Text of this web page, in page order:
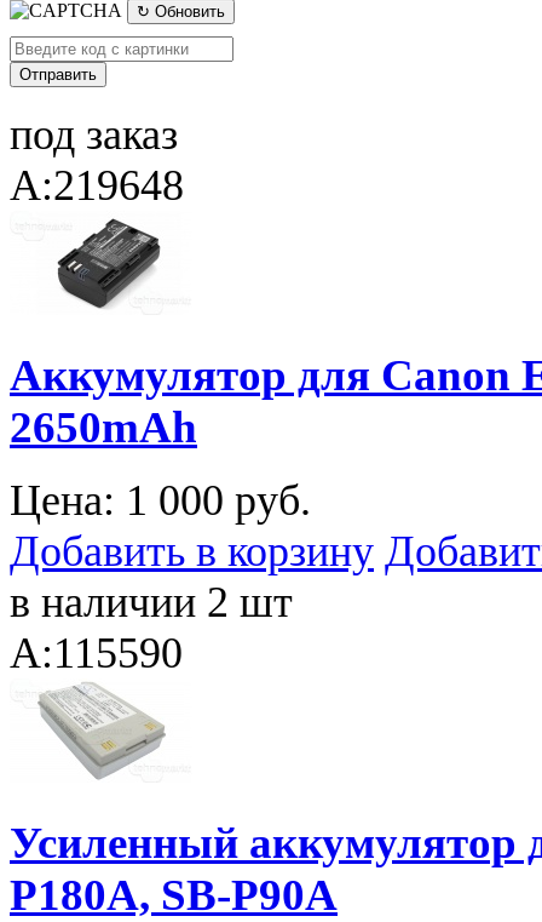
↻ Обновить
под заказ
A:219648
Аккумулятор для Canon
2650mAh
Цена: 1 000 руб.
Добавить в корзину
в наличии 2 шт
A:115590
Усиленный аккумулятор
P180A, SB-P90A